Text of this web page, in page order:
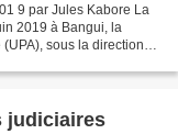
9 par Jules Kabore La
2019 à Bangui, la
sous la direction
judiciaires